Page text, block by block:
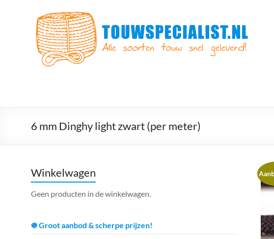
Touwspecialist.nl
Touwspecialist.nl,
het
adres
en
goed
6 mm Dinghy light zwart (per meter)
Winkelwagen
Geen producten in de winkelwagen.
֍ Groot aanbod & scherpe prijzen!